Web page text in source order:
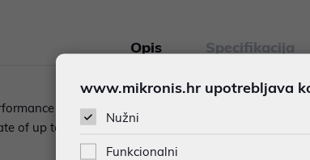
Opis Specifikacija
Access Point leveraging advanced WiFi 7
of up to 5.0 Gbps with 5 GHz (3x3 MU-MIMO) and
www.mikronis.hr upotrebljava
Nužni
Funkcionalni